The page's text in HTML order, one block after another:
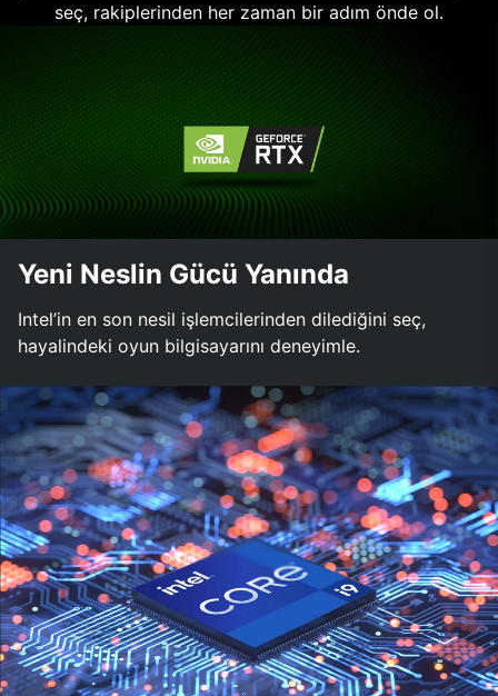
seç, rakiplerinden her zaman bir adım önde ol.
Yeni Neslin Gücü Yanında
Intel’in en son nesil işlemcilerinden dilediğini seç,
hayalindeki oyun bilgisayarını deneyimle.